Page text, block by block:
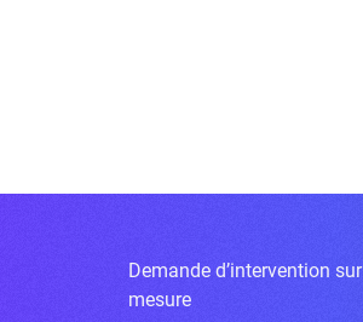
Demande d’intervention sur
mesure